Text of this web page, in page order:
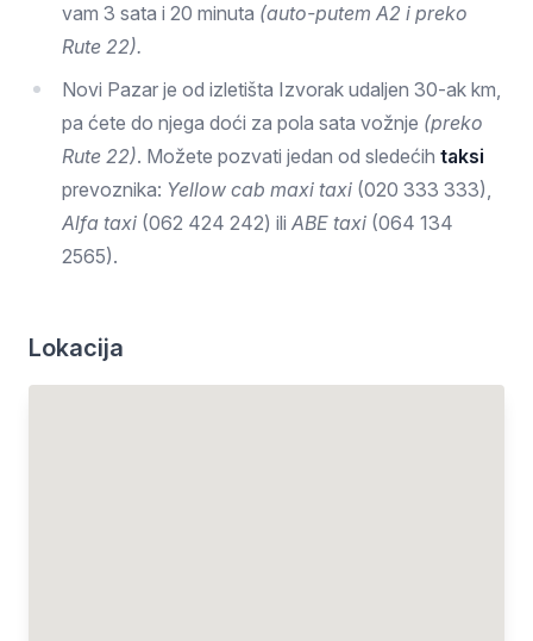
vam 3 sata i 20 minuta (auto-putem A2 i preko
Rute 22).
Novi Pazar je od izletišta Izvorak udaljen 30-ak km,
pa ćete do njega doći za pola sata vožnje (preko
Rute 22). Možete pozvati jedan od sledećih taksi
prevoznika: Yellow cab maxi taxi (020 333 333),
Alfa taxi (062 424 242) ili ABE taxi (064 134
2565).
Lokacija